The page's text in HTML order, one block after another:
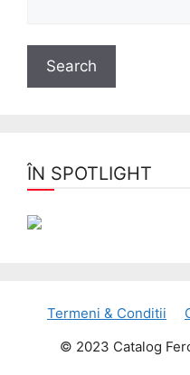
ÎN SPOTLIGHT
Termeni & Conditii
© 2023 Catalog